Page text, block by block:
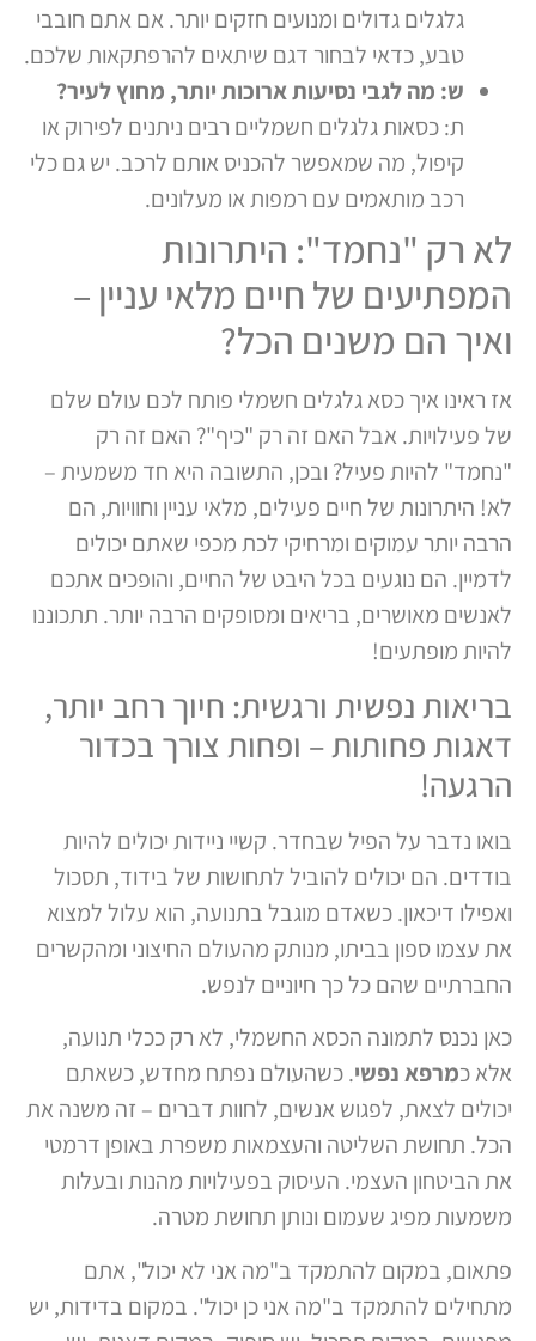
גלגלים גדולים ומנועים חזקים יותר. אם אתם חובבי
טבע, כדאי לבחור דגם שיתאים להרפתקאות שלכם.
ש: מה לגבי נסיעות ארוכות יותר, מחוץ לעיר?
ת: כסאות גלגלים חשמליים רבים ניתנים לפירוק או
קיפול, מה שמאפשר להכניס אותם לרכב. יש גם כלי
רכב מותאמים עם רמפות או מעלונים.
לא רק "נחמד": היתרונות
המפתיעים של חיים מלאי עניין –
ואיך הם משנים הכל?
אז ראינו איך כסא גלגלים חשמלי פותח לכם עולם שלם
של פעילויות. אבל האם זה רק "כיף"? האם זה רק
"נחמד" להיות פעיל? ובכן, התשובה היא חד משמעית –
לא! היתרונות של חיים פעילים, מלאי עניין וחוויות, הם
הרבה יותר עמוקים ומרחיקי לכת מכפי שאתם יכולים
לדמיין. הם נוגעים בכל היבט של החיים, והופכים אתכם
לאנשים מאושרים, בריאים ומסופקים הרבה יותר. תתכוננו
להיות מופתעים!
בריאות נפשית ורגשית: חיוך רחב יותר,
דאגות פחותות – ופחות צורך בכדור
הרגעה!
בואו נדבר על הפיל שבחדר. קשיי ניידות יכולים להיות
בודדים. הם יכולים להוביל לתחושות של בידוד, תסכול
ואפילו דיכאון. כשאדם מוגבל בתנועה, הוא עלול למצוא
את עצמו ספון בביתו, מנותק מהעולם החיצוני ומהקשרים
החברתיים שהם כל כך חיוניים לנפש.
כאן נכנס לתמונה הכסא החשמלי, לא רק ככלי תנועה,
אלא כמרפא נפשי. כשהעולם נפתח מחדש, כשאתם
יכולים לצאת, לפגוש אנשים, לחוות דברים – זה משנה את
הכל. תחושת השליטה והעצמאות משפרת באופן דרמטי
את הביטחון העצמי. העיסוק בפעילויות מהנות ובעלות
משמעות מפיג שעמום ונותן תחושת מטרה.
פתאום, במקום להתמקד ב"מה אני לא יכול", אתם
מתחילים להתמקד ב"מה אני כן יכול". במקום בדידות, יש